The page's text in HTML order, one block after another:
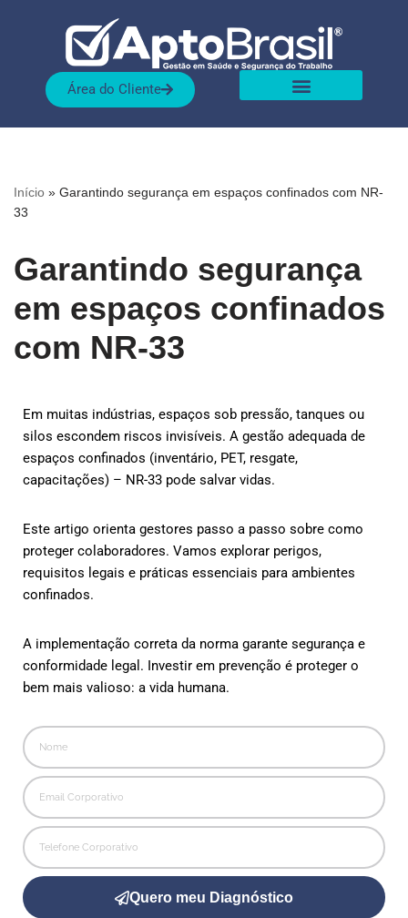
Área do Cliente
Início » Garantindo segurança em espaços confinados com NR-
33
Garantindo segurança
em espaços confinados
com NR-33
Em muitas indústrias, espaços sob pressão, tanques ou
silos escondem riscos invisíveis. A gestão adequada de
espaços confinados (inventário, PET, resgate,
capacitações) – NR-33 pode salvar vidas.
Este artigo orienta gestores passo a passo sobre como
proteger colaboradores. Vamos explorar perigos,
requisitos legais e práticas essenciais para ambientes
confinados.
A implementação correta da norma garante segurança e
conformidade legal. Investir em prevenção é proteger o
bem mais valioso: a vida humana.
Quero meu Diagnóstico